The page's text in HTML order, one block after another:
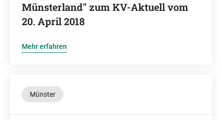
Münsterland" zum KV-Aktuell vom
20. April 2018
Mehr erfahren
Münster